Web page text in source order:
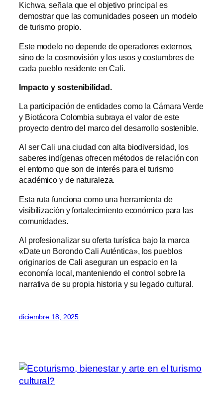
Kichwa, señala que el objetivo principal es
demostrar que las comunidades poseen un modelo
de turismo propio.
Este modelo no depende de operadores externos,
sino de la cosmovisión y los usos y costumbres de
cada pueblo residente en Cali.
Impacto y sostenibilidad.
La participación de entidades como la Cámara Verde
y Biotácora Colombia subraya el valor de este
proyecto dentro del marco del desarrollo sostenible.
Al ser Cali una ciudad con alta biodiversidad, los
saberes indígenas ofrecen métodos de relación con
el entorno que son de interés para el turismo
académico y de naturaleza.
Esta ruta funciona como una herramienta de
visibilización y fortalecimiento económico para las
comunidades.
Al profesionalizar su oferta turística bajo la marca
«Date un Borondo Cali Auténtica», los pueblos
originarios de Cali aseguran un espacio en la
economía local, manteniendo el control sobre la
narrativa de su propia historia y su legado cultural.
diciembre 18, 2025